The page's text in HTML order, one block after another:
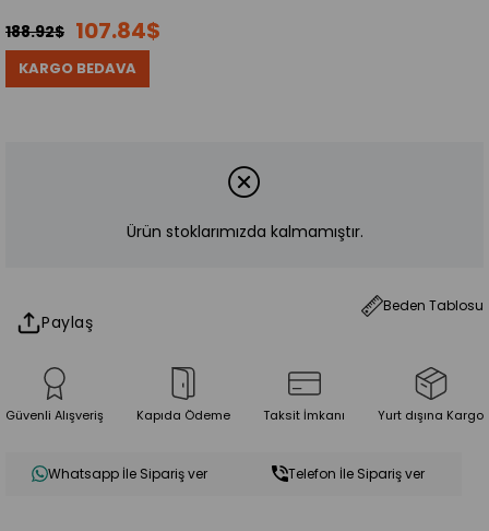
188.92$ 107.84$
KARGO BEDAVA
Ürün stoklarımızda kalmamıştır.
Beden Tablosu
Paylaş
Güvenli Alışveriş Kapıda Ödeme Taksit İmkanı Yurt dışına Kargo
Whatsapp İle Sipariş ver Telefon İle Sipariş ver